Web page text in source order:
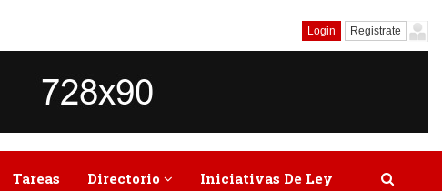
Login Registrate
Tareas Directorio Iniciativas De Ley